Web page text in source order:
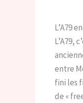
L’A79
L’A79,
entre
fini les
de «